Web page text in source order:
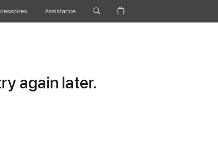
Assistance
again later.